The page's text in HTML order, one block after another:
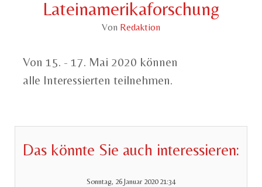
Lateinamerikaforschung
Von Redaktion
Von 15. - 17. Mai 2020 können
alle Interessierten teilnehmen.
Das könnte Sie auch interessieren:
Sonntag, 26 Januar 2020 21:34